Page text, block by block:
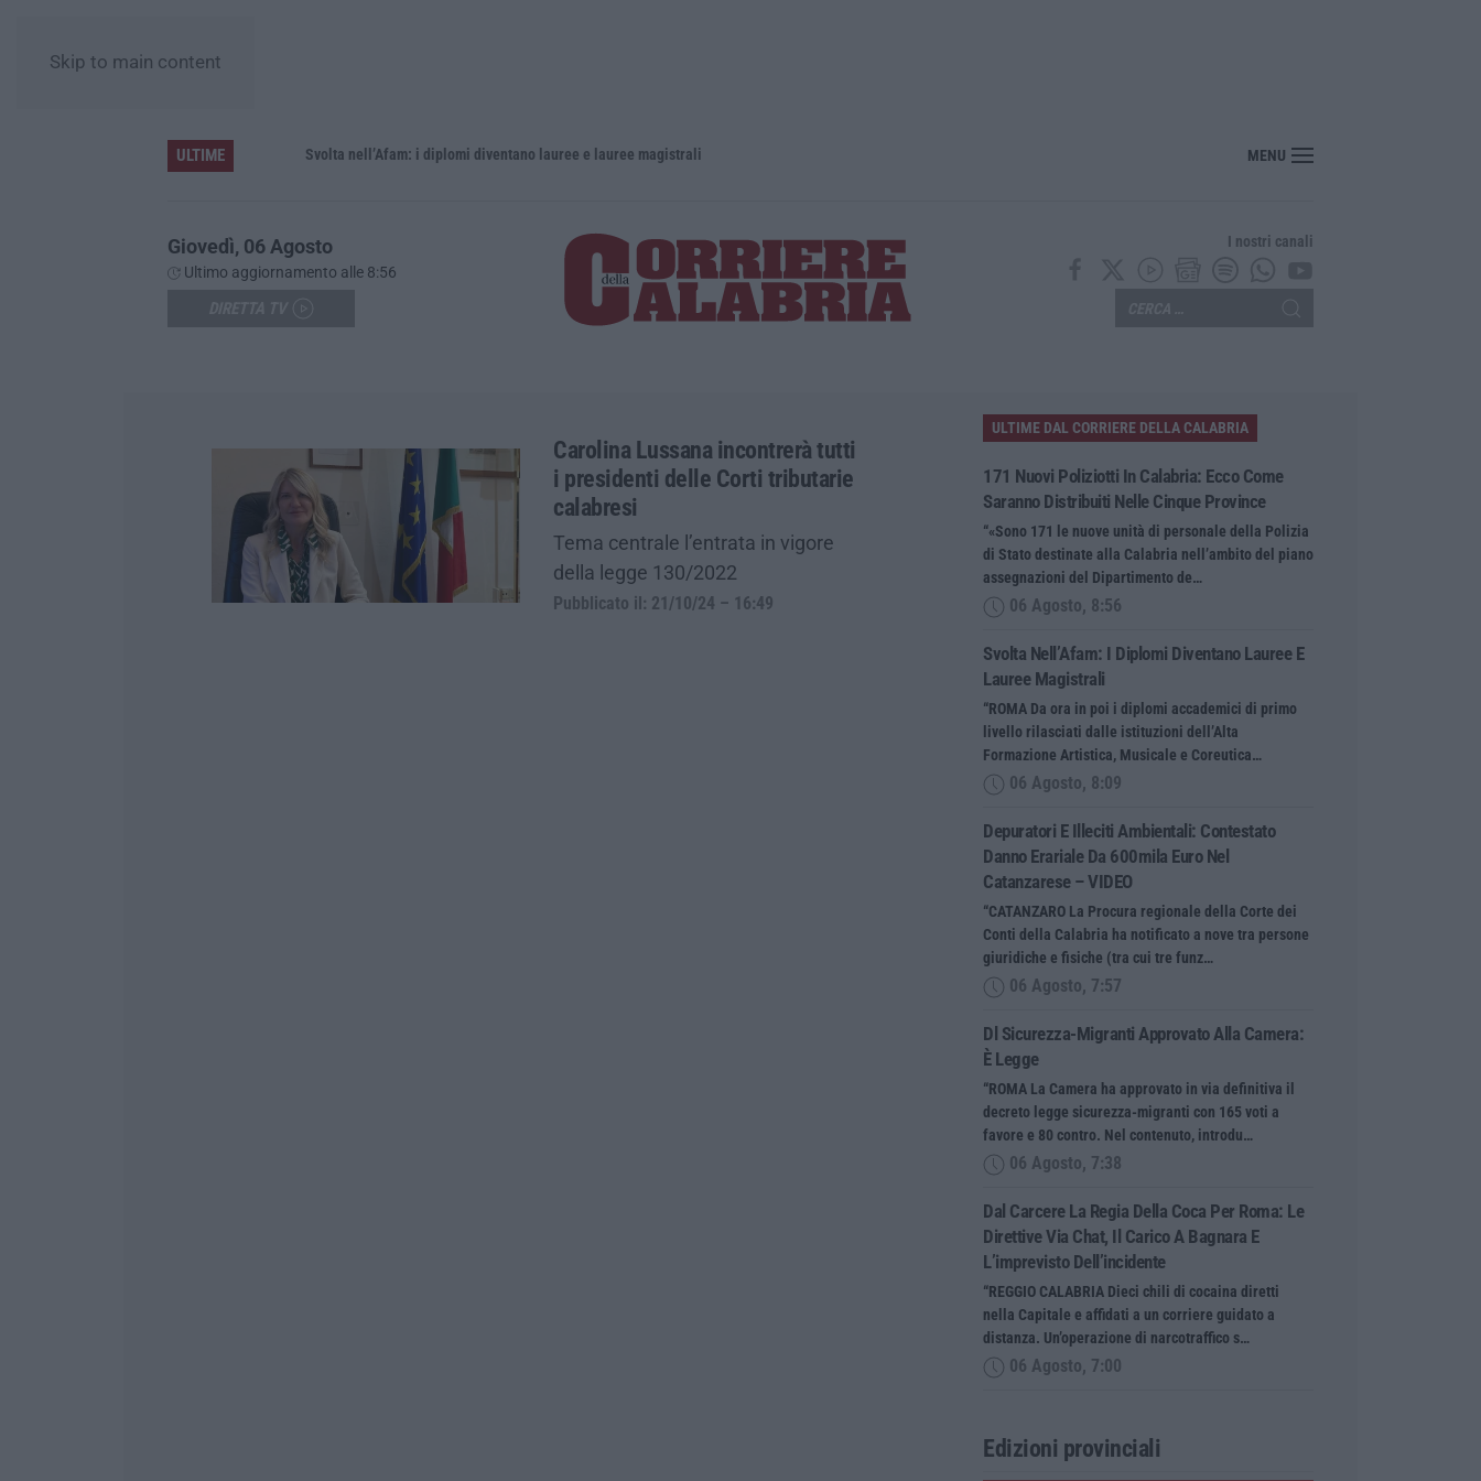
Skip to main content
ULTIME Svolta nell’Afam: i diplomi diventano lauree e lauree magistrali MENU
Giovedì, 06 Agosto
Ultimo aggiornamento alle 8:56
I nostri canali
Carolina Lussana incontrerà tutti
i presidenti delle Corti tributarie
calabresi
Tema centrale l’entrata in vigore
della legge 130/2022
Pubblicato il: 21/10/24 – 16:49
ULTIME DAL CORRIERE DELLA CALABRIA
171 Nuovi Poliziotti In Calabria: Ecco Come
Saranno Distribuiti Nelle Cinque Province
“«Sono 171 le nuove unità di personale della Polizia
di Stato destinate alla Calabria nell’ambito del piano
assegnazioni del Dipartimento de…
06 Agosto, 8:56
Svolta Nell’Afam: I Diplomi Diventano Lauree E
Lauree Magistrali
“ROMA Da ora in poi i diplomi accademici di primo
livello rilasciati dalle istituzioni dell’Alta
Formazione Artistica, Musicale e Coreutica…
06 Agosto, 8:09
Depuratori E Illeciti Ambientali: Contestato
Danno Erariale Da 600mila Euro Nel
Catanzarese – VIDEO
“CATANZARO La Procura regionale della Corte dei
Conti della Calabria ha notificato a nove tra persone
giuridiche e fisiche (tra cui tre funz…
06 Agosto, 7:57
Dl Sicurezza-Migranti Approvato Alla Camera:
È Legge
“ROMA La Camera ha approvato in via definitiva il
decreto legge sicurezza-migranti con 165 voti a
favore e 80 contro. Nel contenuto, introdu…
06 Agosto, 7:38
Dal Carcere La Regia Della Coca Per Roma: Le
Direttive Via Chat, Il Carico A Bagnara E
L’imprevisto Dell’incidente
“REGGIO CALABRIA Dieci chili di cocaina diretti
nella Capitale e affidati a un corriere guidato a
distanza. Un’operazione di narcotraffico s…
06 Agosto, 7:00
Edizioni provinciali